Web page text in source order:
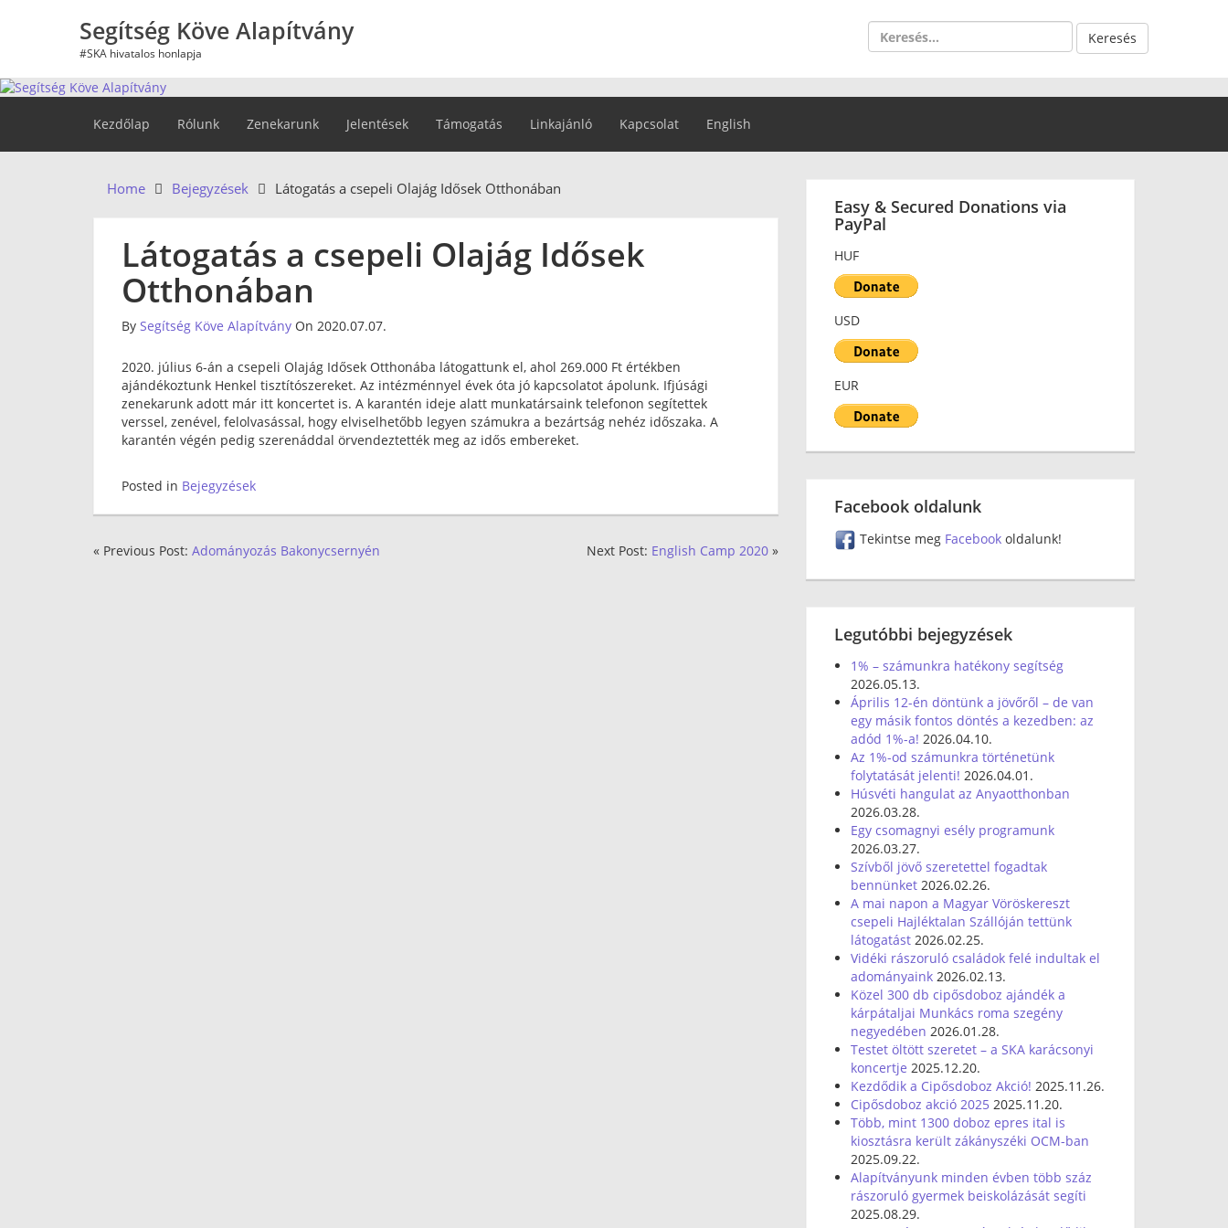
Segítség Köve Alapítvány
#SKA hivatalos honlapja
Keresés:
Kezdőlap Rólunk Zenekarunk Jelentések Támogatás Linkajánló Kapcsolat English
Home Bejegyzések Látogatás a csepeli Olajág Idősek Otthonában
Látogatás a csepeli Olajág Idősek
Otthonában
By Segítség Köve Alapítvány On 2020.07.07.
2020. július 6-án a csepeli Olajág Idősek Otthonába látogattunk el, ahol 269.000 Ft értékben
ajándékoztunk Henkel tisztítószereket. Az intézménnyel évek óta jó kapcsolatot ápolunk. Ifjúsági
zenekarunk adott már itt koncertet is. A karantén ideje alatt munkatársaink telefonon segítettek
verssel, zenével, felolvasással, hogy elviselhetőbb legyen számukra a bezártság nehéz időszaka. A
karantén végén pedig szerenáddal örvendeztették meg az idős embereket.
Posted in Bejegyzések
« Previous Post: Adományozás Bakonycsernyén Next Post: English Camp 2020 »
Easy & Secured Donations via
PayPal
HUF
USD
EUR
Facebook oldalunk
Tekintse meg Facebook oldalunk!
Legutóbbi bejegyzések
1% – számunkra hatékony segítség
2026.05.13.
Április 12-én döntünk a jövőről – de van
egy másik fontos döntés a kezedben: az
adód 1%-a! 2026.04.10.
Az 1%-od számunkra történetünk
folytatását jelenti! 2026.04.01.
Húsvéti hangulat az Anyaotthonban
2026.03.28.
Egy csomagnyi esély programunk
2026.03.27.
Szívből jövő szeretettel fogadtak
bennünket 2026.02.26.
A mai napon a Magyar Vöröskereszt
csepeli Hajléktalan Szállóján tettünk
látogatást 2026.02.25.
Vidéki rászoruló családok felé indultak el
adományaink 2026.02.13.
Közel 300 db cipősdoboz ajándék a
kárpátaljai Munkács roma szegény
negyedében 2026.01.28.
Testet öltött szeretet – a SKA karácsonyi
koncertje 2025.12.20.
Kezdődik a Cipősdoboz Akció! 2025.11.26.
Cipősdoboz akció 2025 2025.11.20.
Több, mint 1300 doboz epres ital is
kiosztásra került zákányszéki OCM-ban
2025.09.22.
Alapítványunk minden évben több száz
rászoruló gyermek beiskolázását segíti
2025.08.29.